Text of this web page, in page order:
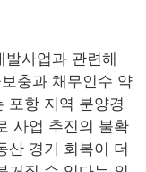
사업과 관련해
충과 채무인수 약
포항 지역 분양경
사업 추진의 불확
산 경기 회복이 더